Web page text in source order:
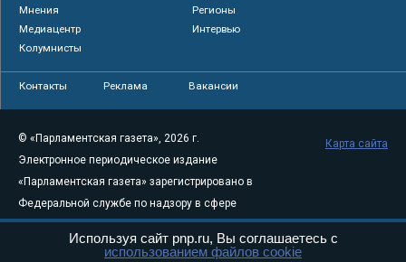
Мнения
Регионы
Медиацентр
Интервью
Колумнисты
Контакты Реклама Вакансии
© «Парламентская газета», 2026 г.
Электронное периодическое издание
«Парламентская газета» зарегистрировано в
Федеральной службе по надзору в сфере
связи, информационных технологий и
массовых коммуникаций (Роскомнадзор) 05
Карта сайта
Используя сайт pnp.ru, Вы соглашаетесь с
использованием файлов cookie